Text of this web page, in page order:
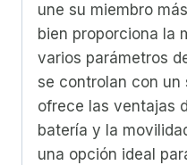
une su miembro
bien proporciona la
varios parámetros
se controlan con un
ofrece las ventajas
batería y la
una opción ideal